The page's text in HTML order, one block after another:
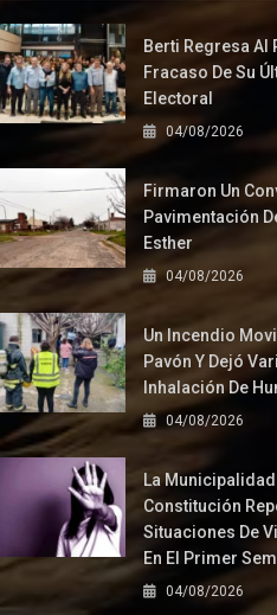
Berti Regresa Al
Fracaso De Su
Electoral
04/08/2026
Firmaron Un
Pavimentación
Esther
04/08/2026
Un Incendio
Pavón Y Dejó
Inhalación De
04/08/2026
La
Constitución
Situaciones De
En El Primer
04/08/2026